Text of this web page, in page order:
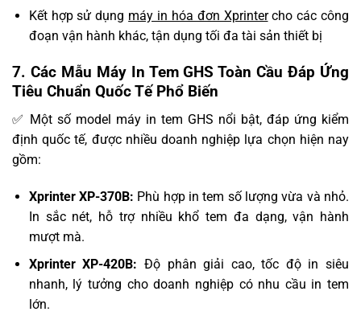
Kết hợp sử dụng máy in hóa đơn Xprintercho các công
đoạn vận hành khác, tận dụng tối đa tài sản thiết bị
7. Các Mẫu Máy In Tem GHS Toàn Cầu Đáp Ứng
Tiêu Chuẩn Quốc Tế Phổ Biến
✅ Một số model máy in tem GHS nổi bật, đáp ứng kiểm
định quốc tế, được nhiều doanh nghiệp lựa chọn hiện nay
gồm:
Xprinter XP-370B: Phù hợp in tem số lượng vừa và nhỏ.
In sắc nét, hỗ trợ nhiều khổ tem đa dạng, vận hành
mượt mà.
Xprinter XP-420B: Độ phân giải cao, tốc độ in siêu
nhanh, lý tưởng cho doanh nghiệp có nhu cầu in tem
lớn.